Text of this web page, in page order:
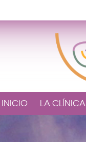
INICIO LA CLÍNICA